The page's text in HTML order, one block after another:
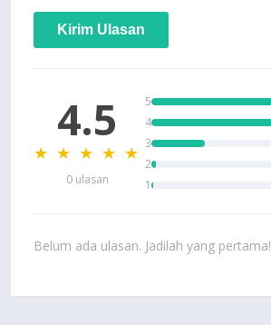
Kirim Ulasan
4.5
★ ★ ★ ★ ★
0 ulasan
5
4
3
2
1
Belum ada ulasan. Jadilah yang pertama!